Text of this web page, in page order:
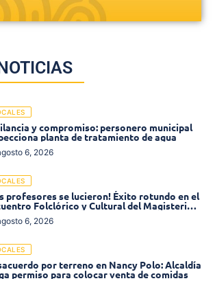
y compromiso: personero municipal
planta de tratamiento de agua
6, 2026
profesores se lucieron! Éxito rotundo en el
Folclórico y Cultural del Magisterio
en Ciénaga
6, 2026
por terreno en Nancy Polo: Alcaldía
permiso para colocar venta de comidas